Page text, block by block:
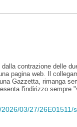
contrazione delle
pagina web. Il
Gazzetta, rimanga
l'indirizzo
03/27/26E01511/